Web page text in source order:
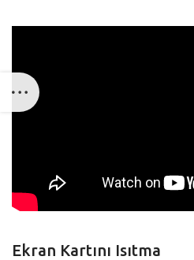
Ekran Kartını Isıtma